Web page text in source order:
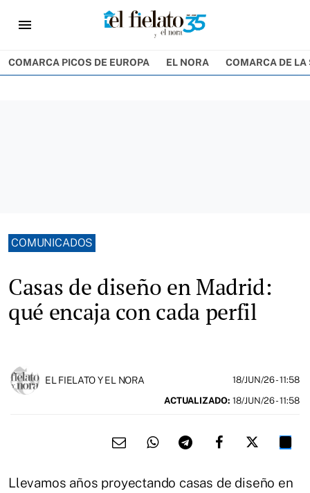
menu
COMARCA PICOS DE EUROPA EL NORA COMARCA DE LA
COMUNICADOS
Casas de diseño en Madrid:
qué encaja con cada perfil
EL FIELATO Y EL NORA 18/JUN/26- 11:58
ACTUALIZADO: 18/JUN/26 - 11:58
Llevamos años proyectando casas de diseño en